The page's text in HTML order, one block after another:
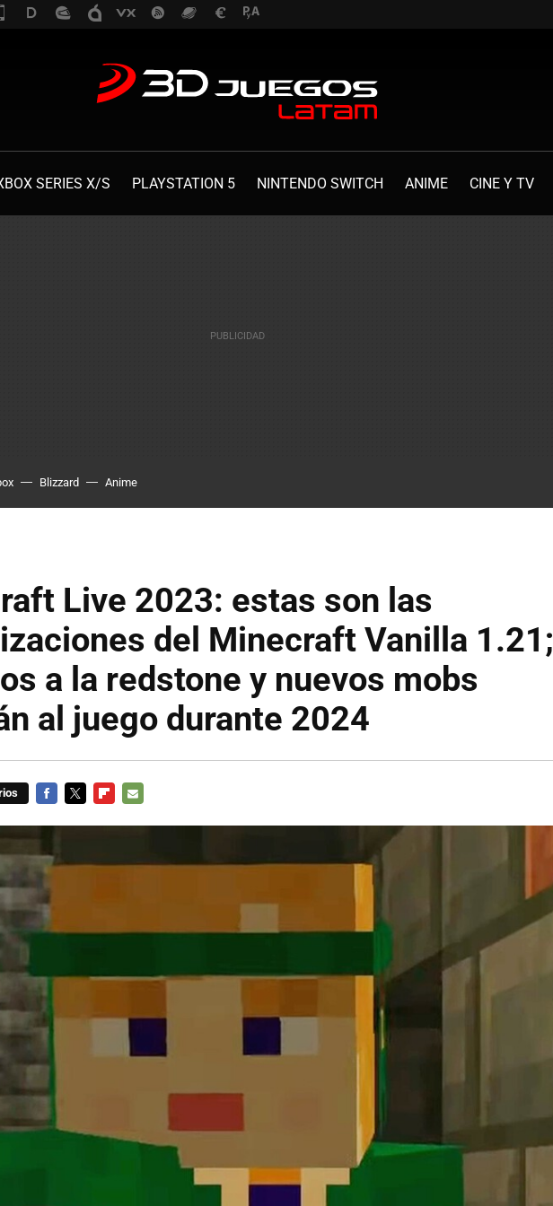
SERIES X/S PLAYSTATION 5 NINTENDO SWITCH ANIME CINE Y TV
Blizzard Anime
Live 2023: estas son las
del Minecraft Vanilla 1.21;
a la redstone y nuevos mobs
al juego durante 2024